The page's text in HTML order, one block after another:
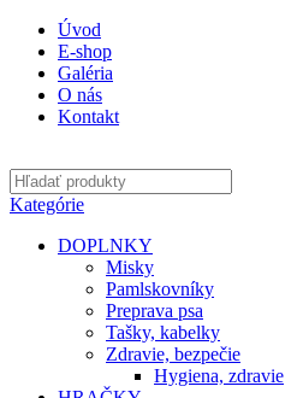
Úvod
E-shop
Galéria
O nás
Kontakt
Kategórie
DOPLNKY
Misky
Pamlskovníky
Preprava psa
Tašky, kabelky
Zdravie, bezpečie
Hygiena, zdravie